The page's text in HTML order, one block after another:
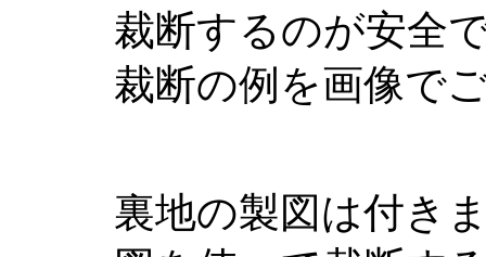
裁断するのが安全
裁断の例を画像
裏地の製図は付き